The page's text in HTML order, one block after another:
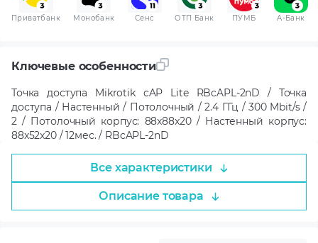
Приватбанк Монобанк Сенс ОТП Банк ПУМБ A-Банк
Ключевые особенности
Точка доступа Mikrotik cAP Lite RBcAPL-2nD / Точка
доступа / Настенный / Потолочный / 2.4 ГГц / 300 Mbit/s /
2 / Потолочный корпус: 88x88x20 / Настенный корпус:
88x52x20 / 12мес. / RBcAPL-2nD
Все характеристики
Описание товара